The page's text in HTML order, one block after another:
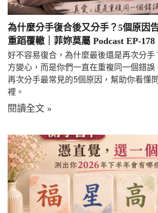
為什麼分手復合後又分手？5個原因
重蹈覆轍｜菲妳莫屬 Podcast EP-178
好不容易復合，為什麼最後還是再次分手
方變心，而是你們一直在重複同一個錯誤
再次分手最常見的5個原因，幫助你看懂
裡。
閱讀全文 »